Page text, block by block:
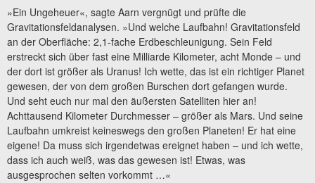
»Ein Ungeheuer«, sagte Aarn vergnügt und prüfte die
Gravitationsfeldanalysen. »Und welche Laufbahn! Gravitationsfeld
an der Oberfläche: 2,1-fache Erdbeschleunigung. Sein Feld
erstreckt sich über fast eine Milliarde Kilometer, acht Monde – und
der dort ist größer als Uranus! Ich wette, das ist ein richtiger Planet
gewesen, der von dem großen Burschen dort gefangen wurde.
Und seht euch nur mal den äußersten Satelliten hier an!
Achttausend Kilometer Durchmesser – größer als Mars. Und seine
Laufbahn umkreist keineswegs den großen Planeten! Er hat eine
eigene! Da muss sich irgendetwas ereignet haben – und ich wette,
dass ich auch weiß, was das gewesen ist! Etwas, was
ausgesprochen selten vorkommt …«